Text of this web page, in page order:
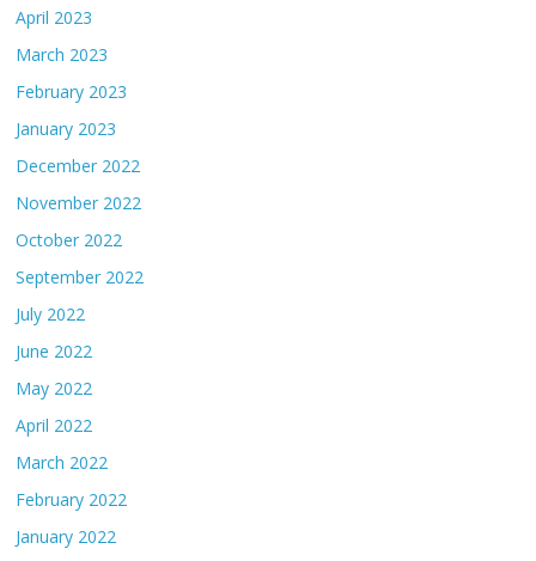
April 2023
March 2023
February 2023
January 2023
December 2022
November 2022
October 2022
September 2022
July 2022
June 2022
May 2022
April 2022
March 2022
February 2022
January 2022